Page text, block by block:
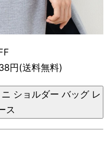
円(送料無料)
ショルダー バッグ レ
ス